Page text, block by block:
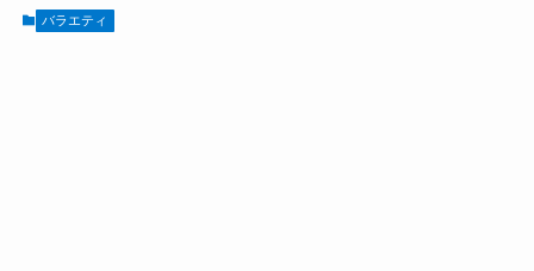
バラエティ